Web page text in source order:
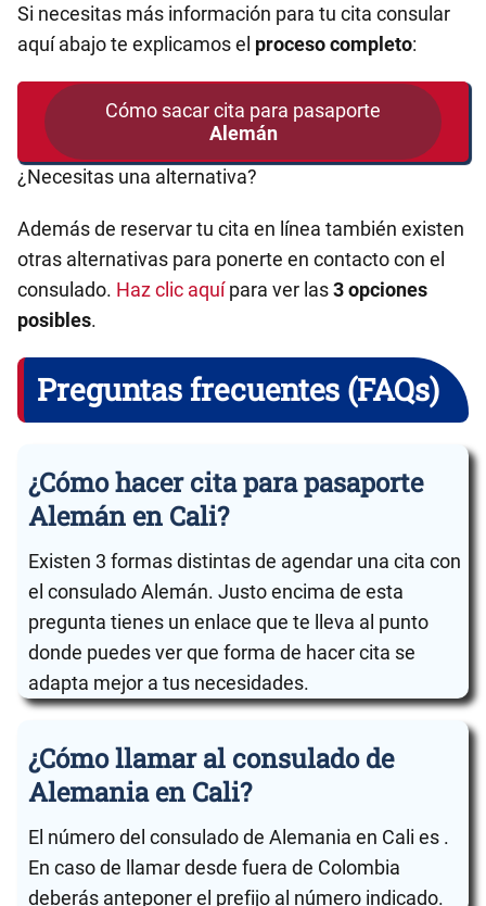
Si necesitas más información para tu cita consular
aquí abajo te explicamos el proceso completo:
Cómo sacar cita para pasaporte
Alemán
¿Necesitas una alternativa?
Además de reservar tu cita en línea también existen
otras alternativas para ponerte en contacto con el
consulado. Haz clic aquípara ver las3 opciones
posibles.
Preguntas frecuentes (FAQs)
¿Cómo hacer cita para pasaporte
Alemán en Cali?
Existen 3 formas distintas de agendar una cita con
el consulado Alemán. Justo encima de esta
pregunta tienes un enlace que te lleva al punto
donde puedes ver que forma de hacer cita se
adapta mejor a tus necesidades.
¿Cómo llamar al consulado de
Alemania en Cali?
El número del consulado de Alemania en Cali es .
En caso de llamar desde fuera de Colombia
deberás anteponer el prefijo al número indicado.